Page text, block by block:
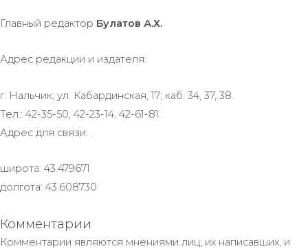
Главный редактор Булатов А.Х.
Адрес редакции и издателя:
г. Нальчик, ул. Кабардинская, 17; каб. 34, 37, 38.
Тел.: 42-35-50, 42-23-14, 42-61-81.
Адрес для связи: .
широта: 43.479671
долгота: 43.608730
Комментарии
Комментарии являются мнениями лиц, их написавших, и